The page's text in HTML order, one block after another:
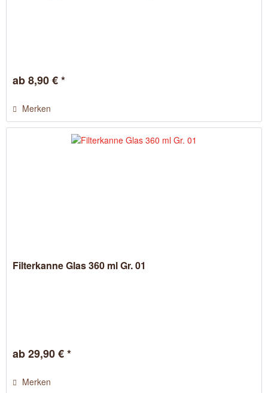
ab 8,90 € *
Merken
Filterkanne Glas 360 ml Gr. 01
ab 29,90 € *
Merken